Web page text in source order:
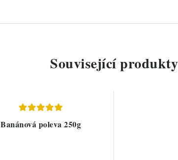
Související produkty
Banánová poleva 250g